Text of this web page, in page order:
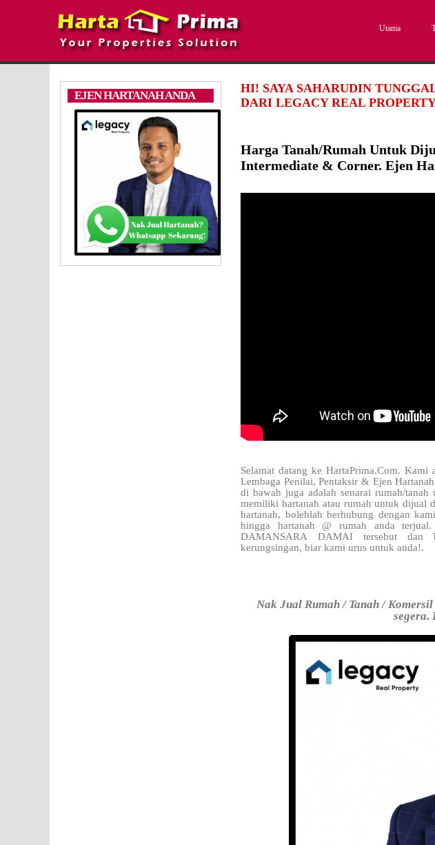
Utama
EJEN HARTANAH ANDA
HI! SAYA SAHARUDIN
DARI LEGACY REAL PROPERTY
Harga Tanah/Rumah Untuk
Intermediate & Corner. Ejen
Selamat datang ke HartaPrima.Com.
Lembaga Penilai, Pentaksir & Ejen
di bawah juga adalah senarai rumah/
memiliki hartanah atau rumah untuk dijual
hartanah, bolehlah berhubung dengan
hingga hartanah @ rumah anda
DAMANSARA DAMAI tersebut dan
kerungsingan, biar kami urus untuk anda!.
Nak Jual Rumah / Tanah /
segera.